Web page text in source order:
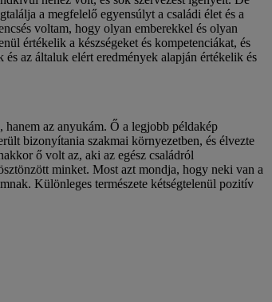
a megfelelő egyensúlyt a családi élet és a
voltam, hogy olyan emberekkel és olyan
értékelik a készségeket és kompetenciákat, és
az általuk elért eredmények alapján értékelik és
az anyukám. Ő a legjobb példakép
bizonyítania szakmai környezetben, és élvezte
ő volt az, aki az egész családról
minket. Most azt mondja, hogy neki van a
Különleges természete kétségtelenül pozitív